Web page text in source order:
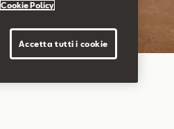
Cookie Policy
Accetta tutti i cookie